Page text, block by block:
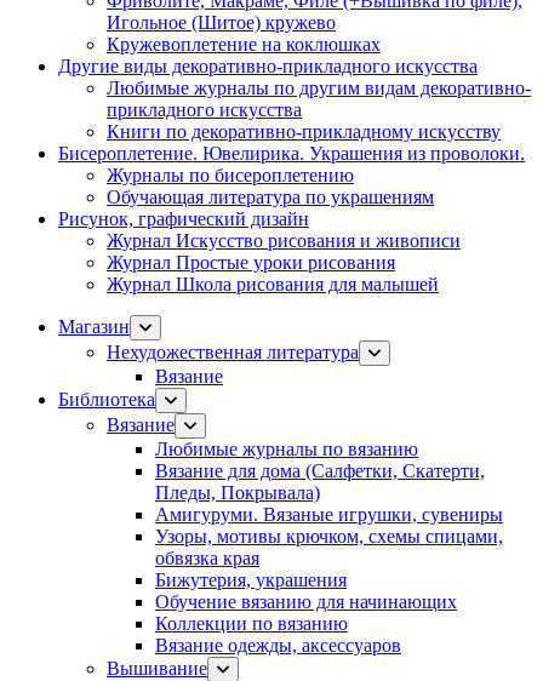
Игольное (Шитое) кружево
Кружевоплетение на коклюшках
Другие виды декоративно-прикладного искусства
Любимые журналы по другим видам декоративно-
прикладного искусства
Книги по декоративно-прикладному искусству
Бисероплетение. Ювелирика. Украшения из проволоки.
Журналы по бисероплетению
Обучающая литература по украшениям
Рисунок, графический дизайн
Журнал Искусство рисования и живописи
Журнал Простые уроки рисования
Журнал Школа рисования для малышей
Магазин
Нехудожественная литература
Вязание
Библиотека
Вязание
Любимые журналы по вязанию
Вязание для дома (Салфетки, Скатерти,
Пледы, Покрывала)
Амигуруми. Вязаные игрушки, сувениры
Узоры, мотивы крючком, схемы спицами,
обвязка края
Бижутерия, украшения
Обучение вязанию для начинающих
Коллекции по вязанию
Вязание одежды, аксессуаров
Вышивание